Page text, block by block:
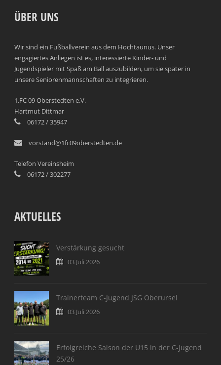
ÜBER UNS
Wir sind ein Fußballverein aus dem Hochtaunus. Unser
engagiertes Anliegen ist es, interessierte Kinder- und
Jugendspieler mit Spaß am Ball auszubilden, um sie später in
unsere Seniorenmannschaften zu integrieren.
1.FC 09 Oberstedten e.V.
Hartmut Dittmar
06172 / 35947
vorstand@1fc09oberstedten.de
Telefon Vereinsheim
06172 / 302277
AKTUELLES
Verstärkung gesucht
03 Juli 2026
Trainerteam C-Jugend JSG Oberursel
03 Juli 2026
Erfolgreiche Saison der U15 in der C-Jugend
25/26